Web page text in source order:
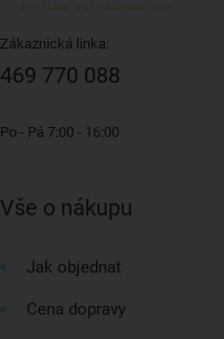
Zákaznická linka:
469 770 088
Po - Pá 7:00 - 16:00
Vše o nákupu
Jak objednat
Cena dopravy